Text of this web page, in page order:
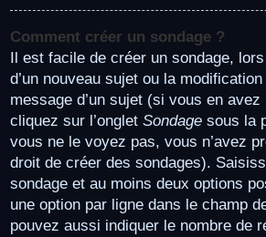
Comment créer un sondage ?
Il est facile de créer un sondage,
d’un nouveau sujet ou la
message d’un sujet (si vous en
cliquez sur l’onglet Sondage sous la
vous ne le voyez pas, vous n’avez
droit de créer des sondages).
sondage et au moins deux options
une option par ligne dans le champ
pouvez aussi indiquer le nombre de